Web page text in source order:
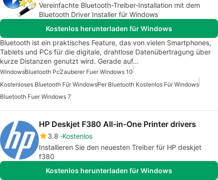
Vereinfachte Bluetooth-Treiber-Installation mit dem
Bluetooth Driver Installer für Windows
Kostenlos herunterladen für Windows
Bluetooth ist ein praktisches Feature, das von vielen Smartphones,
Tablets und PCs für die digitale, drahtlose Datenübertragung über
kurze Distanzen genutzt wird. Gerade auf…
WindowsBluetooth PcZauberer Fuer Windows 10
Kostenloses Bluetooth Für WindowsPer Bluetooth Kostenlos Für Windows
Bluetooth Fuer Windows 7
HP Deskjet F380 All-in-One Printer drivers
3.8 Kostenlos
Installieren Sie den neuesten Treiber für HP deskjet
f380
Kostenlos herunterladen für Windows